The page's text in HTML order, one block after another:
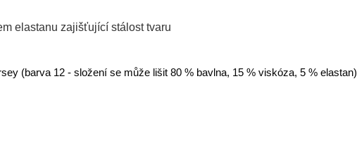
elastanu zajišťující stálost tvaru
(barva 12 - složení se může lišit 80 % bavlna, 15 % viskóza, 5 % elastan)